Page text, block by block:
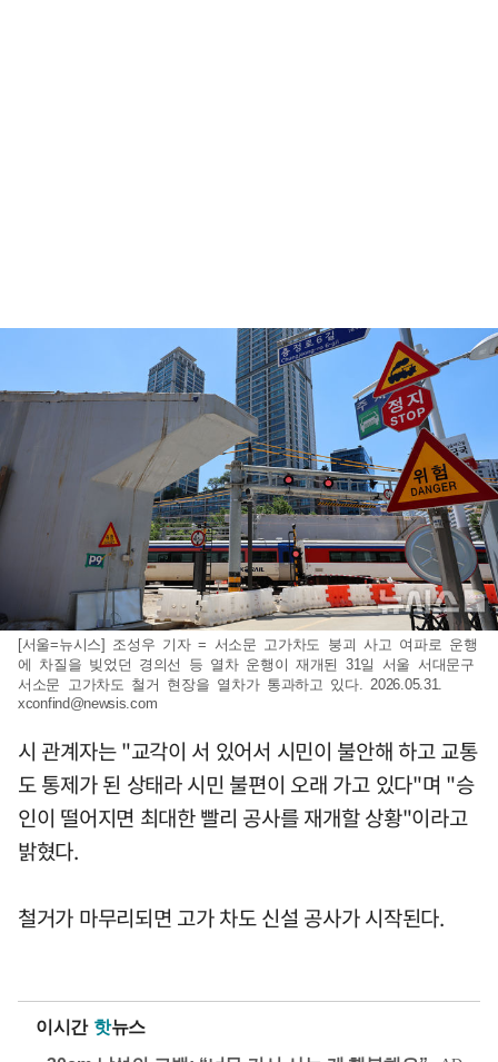
[서울=뉴시스] 조성우 기자 = 서소문 고가차도 붕괴 사고 여파로 운행
에 차질을 빚었던 경의선 등 열차 운행이 재개된 31일 서울 서대문구
서소문 고가차도 철거 현장을 열차가 통과하고 있다. 2026.05.31.
xconfind@newsis.com
시 관계자는 "교각이 서 있어서 시민이 불안해 하고 교통
도 통제가 된 상태라 시민 불편이 오래 가고 있다"며 "승
인이 떨어지면 최대한 빨리 공사를 재개할 상황"이라고
밝혔다.
철거가 마무리되면 고가 차도 신설 공사가 시작된다.
이시간 핫뉴스